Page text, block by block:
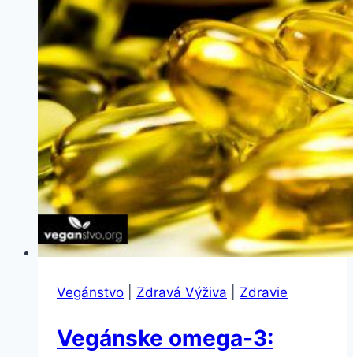
Vegánstvo Zdravá Výživa Zdravie
Vegánske omega-3: